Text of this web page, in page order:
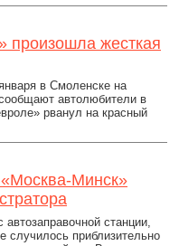
жесткая
в Смоленске на
автолюбители в
рванул на красный
«Москва-Минск»
станции,
случилось приблизительно